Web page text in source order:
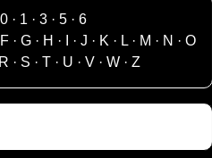
0 · 1 ·3 ·5 ·6
F· G· H · · J · K · L· M · N · O
R · S ·T · U ·V ·W ·Z